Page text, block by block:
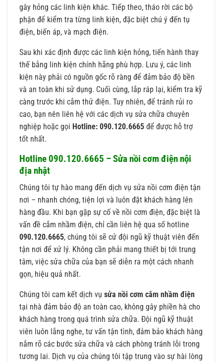
gây hỏng các linh kiện khác. Tiếp theo, tháo rời các bộ
phận để kiểm tra từng linh kiện, đặc biệt chú ý đến tụ
điện, biến áp, và mạch điện.
Sau khi xác định được các linh kiện hỏng, tiến hành thay
thế bằng linh kiện chính hãng phù hợp. Lưu ý, các linh
kiện này phải có nguồn gốc rõ ràng để đảm bảo độ bền
và an toàn khi sử dụng. Cuối cùng, lắp ráp lại, kiểm tra kỹ
càng trước khi cắm thử điện. Tuy nhiên, để tránh rủi ro
cao, bạn nên liên hệ với các dịch vụ sửa chữa chuyên
nghiệp hoặc gọi Hotline: 090.120.6665 để được hỗ trợ
tốt nhất.
Hotline 090.120.6665 – Sửa nồi cơm điện nội
địa nhật
Chúng tôi tự hào mang đến dịch vụ sửa nồi cơm điện tận
nơi – nhanh chóng, tiện lợi và luôn đặt khách hàng lên
hàng đầu. Khi bạn gặp sự cố về nồi cơm điện, đặc biệt là
vấn đề cắm nhầm điện, chỉ cần liên hệ qua số hotline
090.120.6665, chúng tôi sẽ cử đội ngũ kỹ thuật viên đến
tận nơi để xử lý. Không cần phải mang thiết bị tới trung
tâm, việc sửa chữa của bạn sẽ diễn ra một cách nhanh
gọn, hiệu quả nhất.
Chúng tôi cam kết dịch vụ sửa nồi cơm cắm nhầm điện
tại nhà đảm bảo độ an toàn cao, không gây phiền hà cho
khách hàng trong quá trình sửa chữa. Đội ngũ kỹ thuật
viên luôn lắng nghe, tư vấn tận tình, đảm bảo khách hàng
nắm rõ các bước sửa chữa và cách phòng tránh lỗi trong
tương lai. Dịch vụ của chúng tôi tập trung vào sự hài lòng